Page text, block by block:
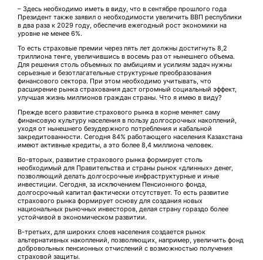
– Здесь необходимо иметь в виду, что в сентябре прошлого года
Президент также заявил о необходимости увеличить ВВП республики
в два раза к 2029 году, обеспечив ежегодный рост экономики на
уровне не менее 6%.
То есть страховые премии через пять лет должны достигнуть 8,2
триллиона тенге, увеличившись в восемь раз от нынешнего объема.
Для решения столь объемных по амбициям и усилиям задач нужны
серьезные и безотлагательные структурные преобразования
финансового сектора. При этом необходимо учитывать, что
расширение рынка страхования даст огромный социальный эффект,
улучшая жизнь миллионов граждан страны. Что я имею в виду?
Прежде всего развитие страхового рынка в корне меняет саму
финансовую культуру населения в пользу долгосрочных накоплений,
уходя от нынешнего безудержного потребления и кабальной
закредитованности. Сегодня 84% работающего населения Казахстана
имеют активные кредиты, а это более 8,4 миллиона человек.
Во-вторых, развитие страхового рынка формирует столь
необходимый для Правительства и страны рынок «длинных» денег,
позволяющий делать долгосрочные инфраструктурные и иные
инвестиции. Сегодня, за исключением Пенсионного фонда,
долгосрочный капитал фактически отсутствует. То есть развитие
страхового рынка формирует основу для создания новых
национальных рыночных инвесторов, делая страну гораздо более
устойчивой в экономическом развитии.
В-третьих, для широких слоев населения создается рынок
альтернативных накоплений, позволяющих, например, увеличить фонд
добровольных пенсионных отчислений с возможностью получения
страховой защиты.